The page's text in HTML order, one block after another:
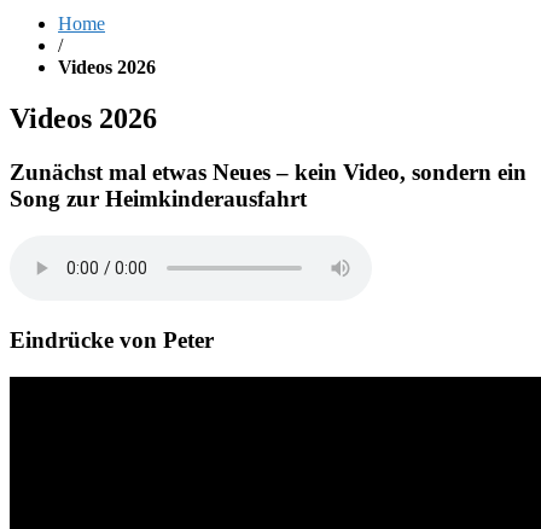
Home
/
Videos 2026
Videos 2026
Zunächst mal etwas Neues – kein Video, sondern ein
Song zur Heimkinderausfahrt
Eindrücke von Peter